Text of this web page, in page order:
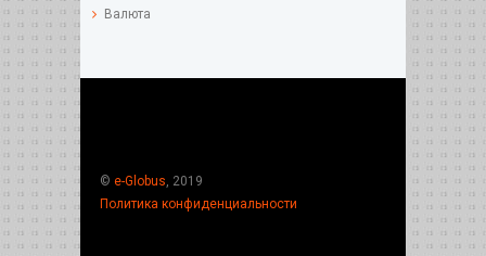
Валюта
© e-Globus , 2019
Политика конфиденциальности